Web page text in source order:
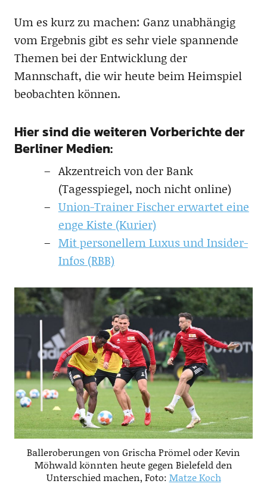
Um es kurz zu machen: Ganz unabhängig
vom Ergebnis gibt es sehr viele spannende
Themen bei der Entwicklung der
Mannschaft, die wir heute beim Heimspiel
beobachten können.
Hier sind die weiteren Vorberichte der
Berliner Medien:
Akzentreich von der Bank
(Tagesspiegel, noch nicht online)
Union-Trainer Fischer erwartet eine
enge Kiste (Kurier)
Mit personellem Luxus und Insider-
Infos (RBB)
Balleroberungen von Grischa Prömel oder Kevin
Möhwald könnten heute gegen Bielefeld den
Unterschied machen, Foto: Matze Koch